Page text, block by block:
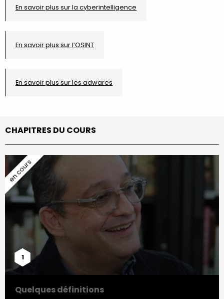
En savoir plus sur la cyberintelligence
En savoir plus sur l’OSINT
En savoir plus sur les adwares
CHAPITRES DU COURS
1
Quelques définitions